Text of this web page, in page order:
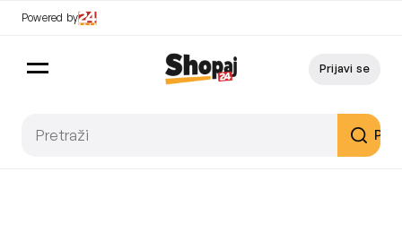
Powered by
Prijavi se